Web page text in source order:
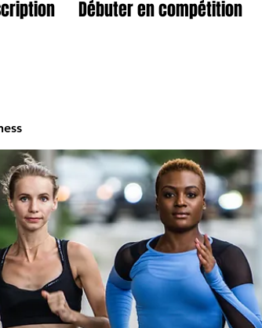
Débuter en compétition